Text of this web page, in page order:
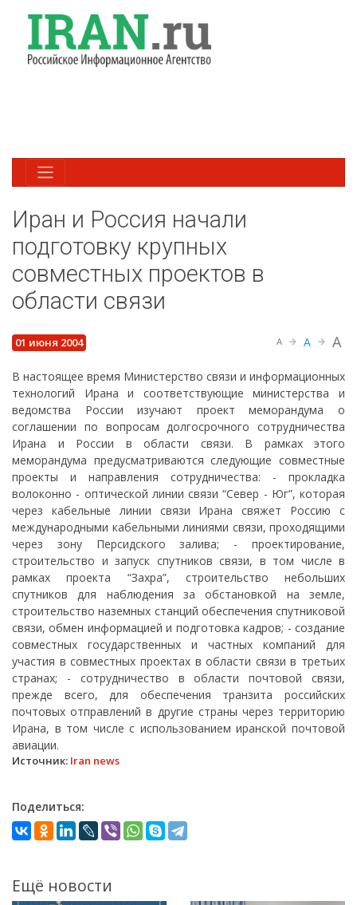
Иран и Россия начали
подготовку крупных
совместных проектов в
области связи
01 июня 2004 A A A
В настоящее время Министерство связи и информационных
технологий Ирана и соответствующие министерства и
ведомства России изучают проект меморандума о
соглашении по вопросам долгосрочного сотрудничества
Ирана и России в области связи. В рамках этого
меморандума предусматриваются следующие совместные
проекты и направления сотрудничества: - прокладка
волоконно - оптической линии связи “Север - Юг”, которая
через кабельные линии связи Ирана свяжет Россию с
международными кабельными линиями связи, проходящими
через зону Персидского залива; - проектирование,
строительство и запуск спутников связи, в том числе в
рамках проекта “Захра”, строительство небольших
спутников для наблюдения за обстановкой на земле,
строительство наземных станций обеспечения спутниковой
связи, обмен информацией и подготовка кадров; - создание
совместных государственных и частных компаний для
участия в совместных проектах в области связи в третьих
странах; - сотрудничество в области почтовой связи,
прежде всего, для обеспечения транзита российских
почтовых отправлений в другие страны через территорию
Ирана, в том числе с использованием иранской почтовой
авиации.
Источник: Iran news
Поделиться:
Ещё новости